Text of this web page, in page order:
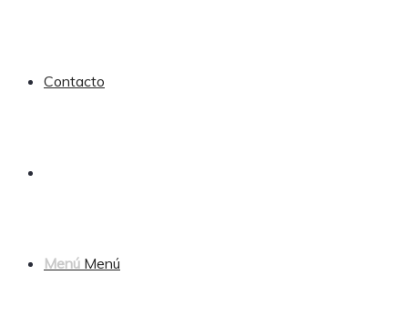
Contacto
Menú Menú